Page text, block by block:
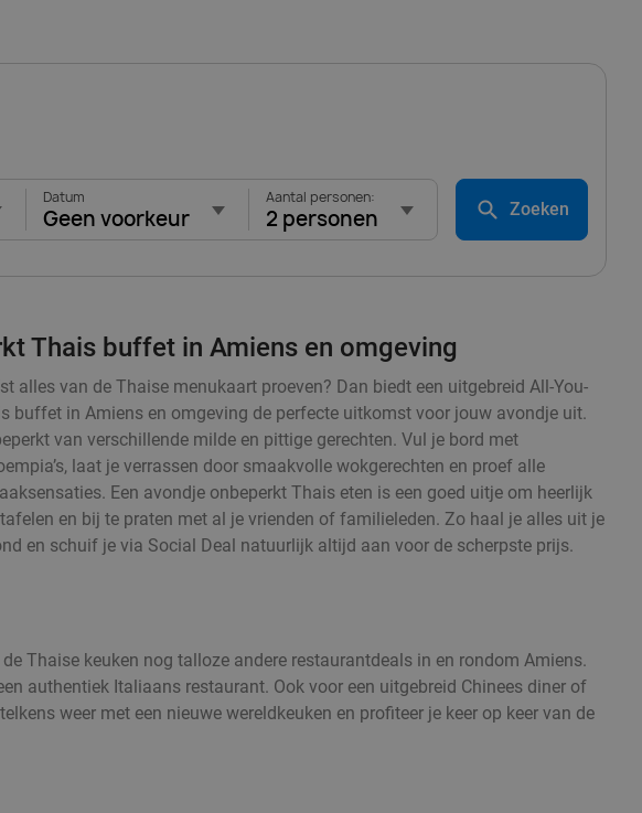
Datum
Geen voorkeur
Aantal personen:
2 personen Zoeken
Thais buffet in Amiens en omgeving
alles van de Thaise menukaart proeven? Dan biedt een uitgebreid All-You-
buffet in Amiens en omgeving de perfecte uitkomst voor jouw avondje uit.
van verschillende milde en pittige gerechten. Vul je bord met
laat je verrassen door smaakvolle wokgerechten en proef alle
Een avondje onbeperkt Thais eten is een goed uitje om heerlijk
en bij te praten met al je vrienden of familieleden. Zo haal je alles uit je
en schuif je via Social Deal natuurlijk altijd aan voor de scherpste prijs.
Thaise keuken nog talloze andere restaurantdeals in en rondom Amiens.
authentiek Italiaans restaurant. Ook voor een uitgebreid Chinees diner of
weer met een nieuwe wereldkeuken en profiteer je keer op keer van de